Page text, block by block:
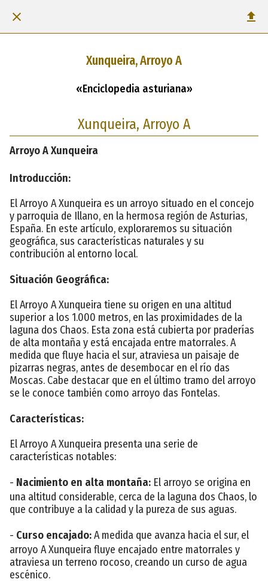
Xunqueira, Arroyo A
«Enciclopedia asturiana»
Xunqueira, Arroyo A
Arroyo A Xunqueira
Introducción:
El Arroyo A Xunqueira es un arroyo situado en el concejo
y parroquia de Illano, en la hermosa región de Asturias,
España. En este artículo, exploraremos su situación
geográfica, sus características naturales y su
contribución al entorno local.
Situación Geográfica:
El Arroyo A Xunqueira tiene su origen en una altitud
superior a los 1.000 metros, en las proximidades de la
laguna dos Chaos. Esta zona está cubierta por praderías
de alta montaña y está encajada entre matorrales. A
medida que fluye hacia el sur, atraviesa un paisaje de
pizarras negras, antes de desembocar en el río das
Moscas. Cabe destacar que en el último tramo del arroyo
se le conoce también como arroyo das Fontelas.
Características:
El Arroyo A Xunqueira presenta una serie de
características notables:
- Nacimiento en alta montaña: El arroyo se origina en
una altitud considerable, cerca de la laguna dos Chaos, lo
que contribuye a la calidad y la pureza de sus aguas.
- Curso encajado:A medida que avanza hacia el sur, el
arroyo A Xunqueira fluye encajado entre matorrales y
atraviesa un terreno rocoso, creando un curso de agua
escénico.